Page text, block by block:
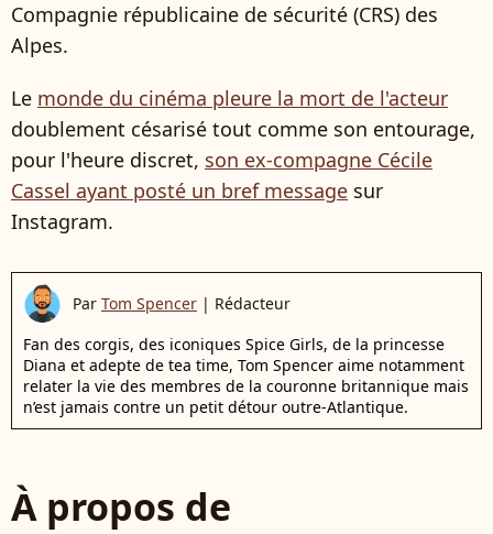
Compagnie républicaine de sécurité (CRS) des
Alpes.
Le monde du cinéma pleure la mort de l'acteur
doublement césarisé tout comme son entourage,
pour l'heure discret, son ex-compagne Cécile
Cassel ayant posté un bref message sur
Instagram.
Par Tom Spencer | Rédacteur
Fan des corgis, des iconiques Spice Girls, de la princesse
Diana et adepte de tea time, Tom Spencer aime notamment
relater la vie des membres de la couronne britannique mais
n’est jamais contre un petit détour outre-Atlantique.
À propos de